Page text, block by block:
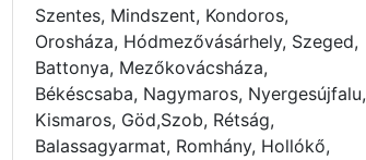
Szentes, Mindszent, Kondoros,
Orosháza, Hódmezővásárhely, Szeged,
Battonya, Mezőkovácsháza,
Békéscsaba, Nagymaros, Nyergesújfalu,
Kismaros, Göd,Szob, Rétság,
Balassagyarmat, Romhány, Hollókő,